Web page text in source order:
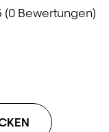
(0 Bewertungen)